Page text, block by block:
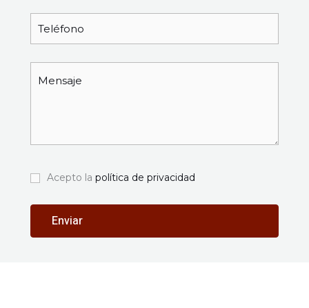
Acepto la política de privacidad